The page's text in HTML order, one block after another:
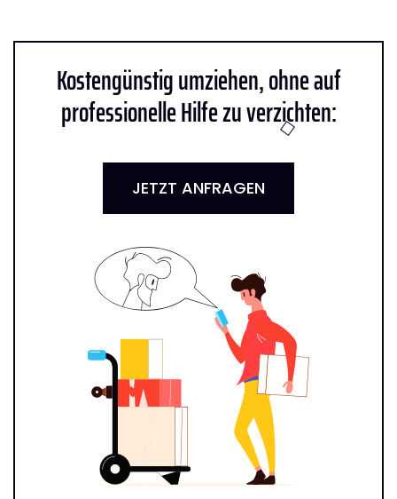
Kostengünstig umziehen, ohne auf
professionelle Hilfe zu verzichten:
JETZT ANFRAGEN